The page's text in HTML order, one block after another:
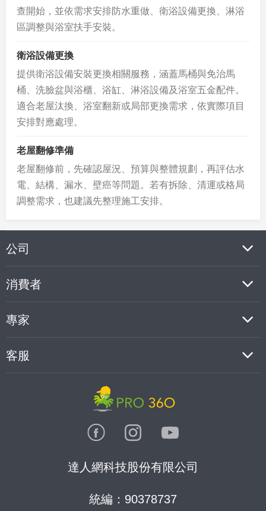
查開始，並依需求安排防水重做、衛浴設備更換、淋浴
區調整與浴室扶手安裝。
衛浴設備更換
提供衛浴設備安裝更換相關服務，涵蓋馬桶與免治馬
桶、洗臉盆與浴櫃、浴缸、淋浴設備及浴室五金配件。
適合老屋汰換、浴室翻新或局部更換需求，依實際項目
安排對應處理。
老屋翻修準備
老屋翻修前，先確認屋況、預算與整體規劃，再評估水
電、結構、漏水、壁癌等問題。若有拆除、清運或格局
調整需求，也建議先整理施工安排。
公司
消費者
專家
客服
達人網科技股份有限公司
統編：90378737